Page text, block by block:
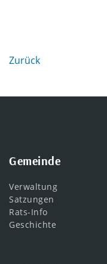
Zurück
Gemeinde
Verwaltung
Satzungen
Rats-Info
Geschichte